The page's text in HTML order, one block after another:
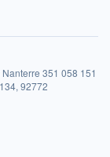
351 058 151
92772